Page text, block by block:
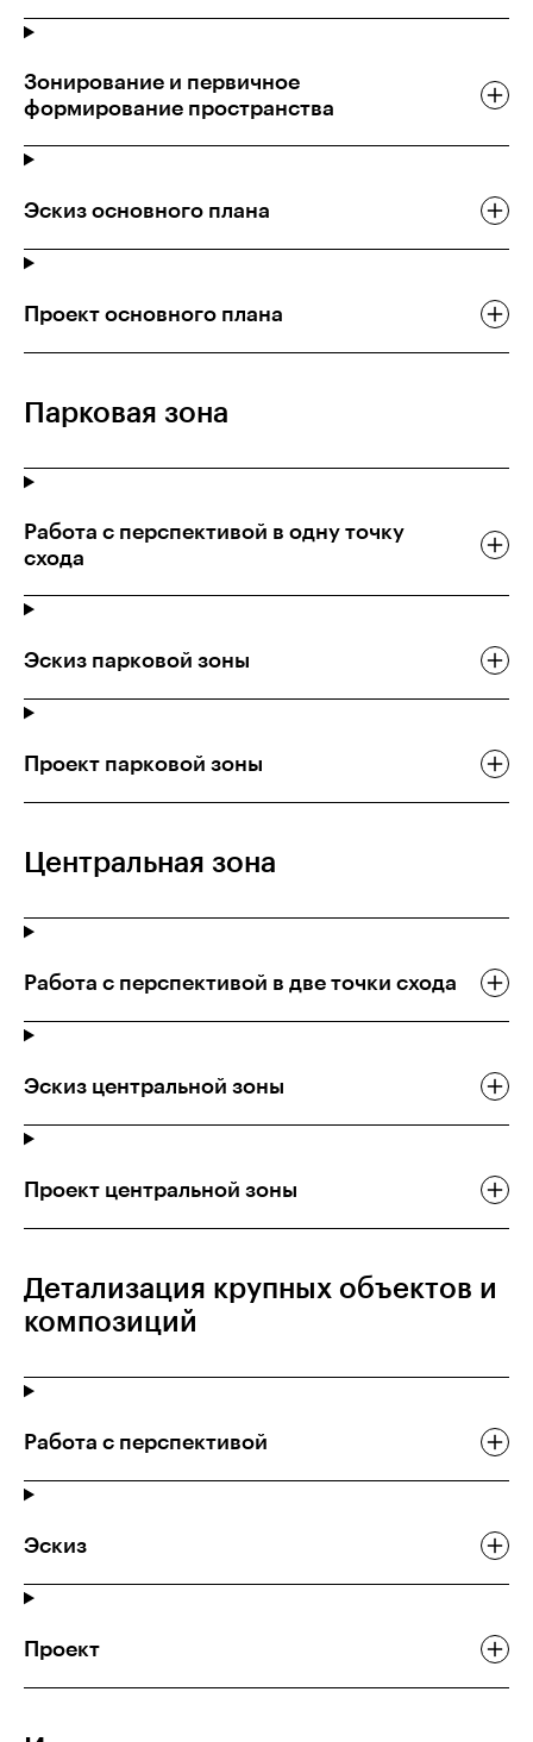
Зонирование и первичное
формирование пространства
Эскиз основного плана
Проект основного плана
Парковая зона
Работа с перспективой в одну точку
схода
Эскиз парковой зоны
Проект парковой зоны
Центральная зона
Работа с перспективой в две точки схода
Эскиз центральной зоны
Проект центральной зоны
Детализация крупных объектов и
композиций
Работа с перспективой
Эскиз
Проект